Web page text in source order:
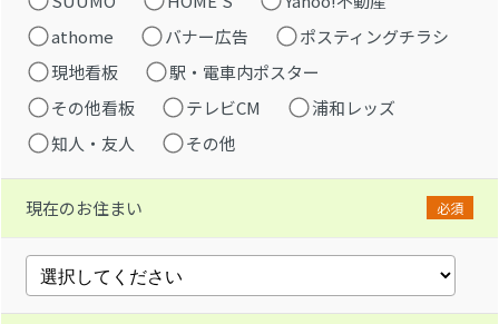
athome
バナー広告
ポスティングチラシ
現地看板
駅・電車内ポスター
その他看板
テレビCM
浦和レッズ
知人・友人
その他
現在のお住まい 必須